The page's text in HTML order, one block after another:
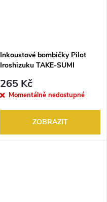
Inkoustové bombičky Pilot
Iroshizuku TAKE-SUMI
265 Kč
Momentálně nedostupné
ZOBRAZIT